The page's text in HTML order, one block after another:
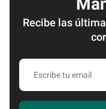
Recibe las
Escribe
email